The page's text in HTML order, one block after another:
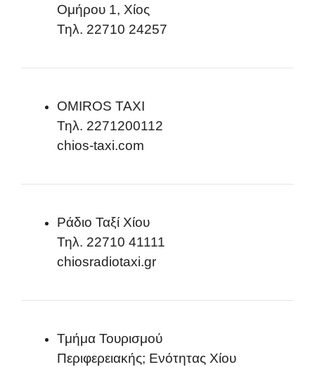
Ομήρου 1, Χίος
Τηλ. 22710 24257
OMIROS TAXI
Τηλ. 2271200112
chios-taxi.com
Ράδιο Ταξί Χίου
Τηλ. 22710 41111
chiosradiotaxi.gr
Τμήμα Τουρισμού
Περιφερειακής; Ενότητας Χίου